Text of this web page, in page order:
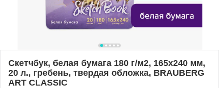
Скетчбук, белая бумага 180 г/м2, 165х240 мм,
20 л., гребень, твердая обложка, BRAUBERG
ART CLASSIC